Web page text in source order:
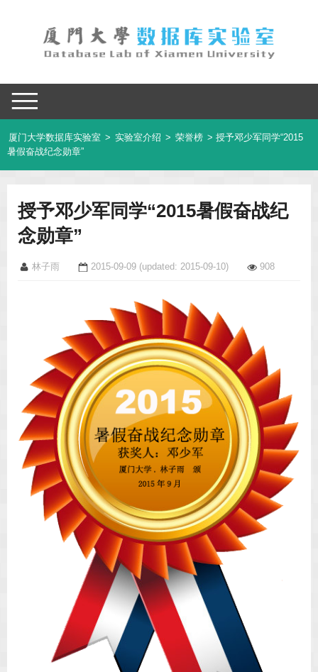
厦门大学数据库实验室 > 实验室介绍 > 荣誉榜 > 授予邓少军同学“2015
暑假奋战纪念勋章”
授予邓少军同学“2015暑假奋战纪
念勋章”
林子雨 2015-09-09 (updated: 2015-09-10) 908